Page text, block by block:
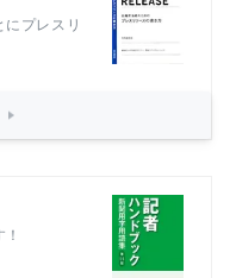
プレスリ